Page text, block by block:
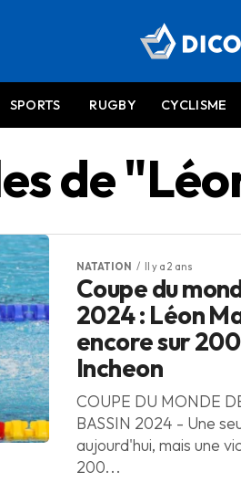
SPORTS RUGBY CYCLISME
de
NATATION Il y a 2 ans
Coupe du
2024 : Léon
encore sur
Incheon
COUPE DU MONDE
BASSIN 2024 - Une
aujourd'hui, mais une
200...